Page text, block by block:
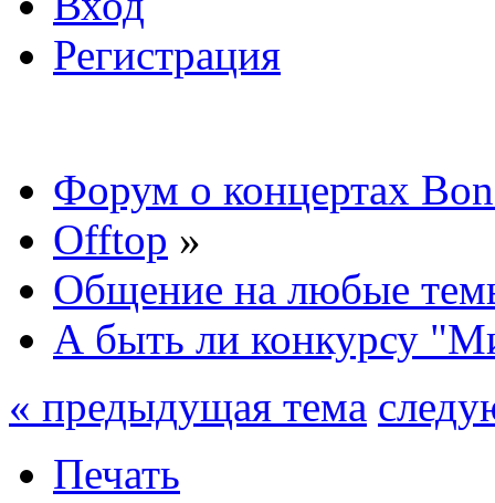
Регистрация
Форум о концертах
Offtop »
Общение на любые
А быть ли конкурсу
« предыдущая тема
Печать